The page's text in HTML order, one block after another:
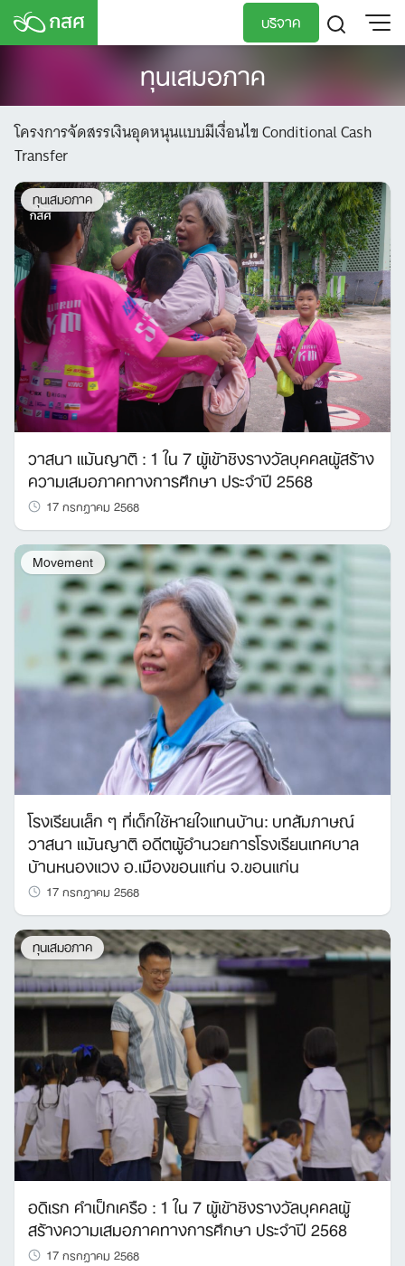
Skip
บริจาค
TH
ทุนเสมอภาค
โครงการจัดสรรเงินอุดหนุนแบบมีเงื่อนไข Conditional Cash
Transfer
ทุนเสมอภาค
วาสนา แม้นญาติ : 1 ใน 7 ผู้เข้าชิงรางวัลบุคคลผู้สร้าง
ความเสมอภาคทางการศึกษา ประจำปี 2568
17 กรกฎาคม 2568
Movement
โรงเรียนเล็ก ๆ ที่เด็กใช้หายใจแทนบ้าน: บทสัมภาษณ์
วาสนา แม้นญาติ อดีตผู้อำนวยการโรงเรียนเทศบาล
บ้านหนองแวง อ.เมืองขอนแก่น จ.ขอนแก่น
17 กรกฎาคม 2568
ทุนเสมอภาค
อดิเรก คำเป็กเครือ : 1 ใน 7 ผู้เข้าชิงรางวัลบุคคลผู้
สร้างความเสมอภาคทางการศึกษา ประจำปี 2568
17 กรกฎาคม 2568